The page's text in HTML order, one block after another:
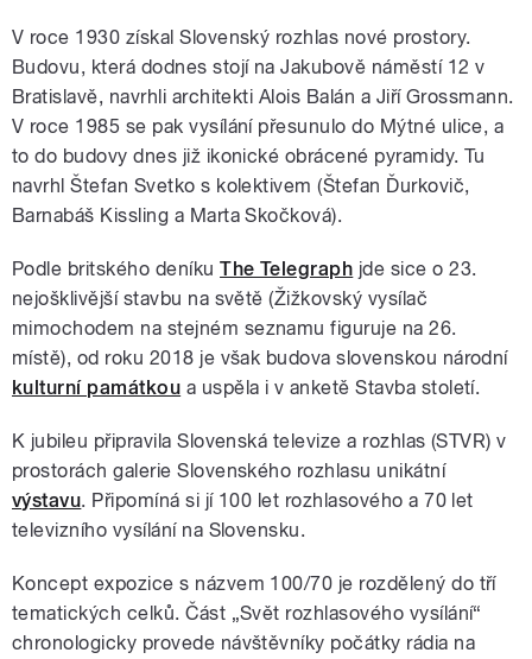
V roce 1930 získal Slovenský rozhlas nové prostory.
Budovu, která dodnes stojí na Jakubově náměstí 12 v
Bratislavě, navrhli architekti Alois Balán a Jiří Grossmann.
V roce 1985 se pak vysílání přesunulo do Mýtné ulice, a
to do budovy dnes již ikonické obrácené pyramidy. Tu
navrhl Štefan Svetko s kolektivem (Štefan Ďurkovič,
Barnabáš Kissling a Marta Skočková).
Podle britského deníkuThe Telegraph jde sice o 23.
nejošklivější stavbu na světě (Žižkovský vysílač
mimochodem na stejném seznamu figuruje na 26.
místě), od roku 2018 je však budova slovenskou národní
kulturní památkou a uspěla i v anketě Stavba století.
K jubileu připravila Slovenská televize a rozhlas (STVR) v
prostorách galerie Slovenského rozhlasu unikátní
výstavu. Připomíná si jí 100 let rozhlasového a 70 let
televizního vysílání na Slovensku.
Koncept expozice s názvem 100/70 je rozdělený do tří
tematických celků. Část „Svět rozhlasového vysílání“
chronologicky provede návštěvníky počátky rádia na